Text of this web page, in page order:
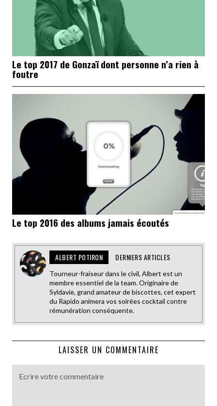
Le top 2017 de Gonzaï dont personne n’a rien à
foutre
Le top 2016 des albums jamais écoutés
ALBERT POTIRON DERNIERS ARTICLES
Tourneur-fraiseur dans le civil, Albert est un
membre essentiel de la team. Originaire de
Syldavie, grand amateur de biscottes, cet expert
du Rapido animera vos soirées cocktail contre
rémunération conséquente.
LAISSER UN COMMENTAIRE